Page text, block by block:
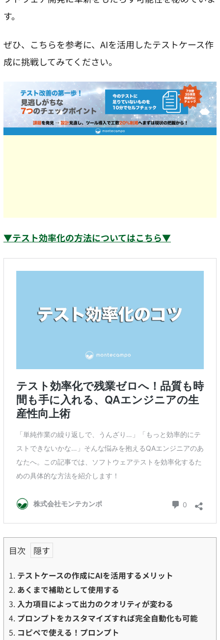
す。
ぜひ、こちらを参考に、AIを活用したテストケース作
成に挑戦してみてください。
▼テスト効率化の方法についてはこちら▼
目次
1. テストケースの作成にAIを活用するメリット
2. あくまで補助として使用する
3. 入力項目によって出力のクオリティが変わる
4. プロンプトをカスタマイズすれば完全自動化も可能
5. コピペで使える！プロンプト